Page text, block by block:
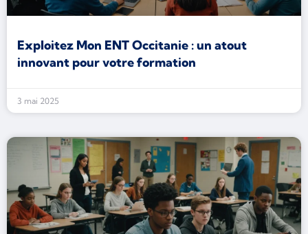
Exploitez Mon ENT Occitanie : un atout
innovant pour votre formation
3 mai 2025